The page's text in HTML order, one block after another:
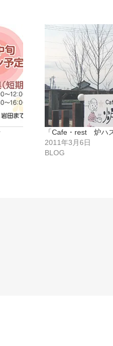
「Cafe・rest 炉ハ
2011年3月6日
BLOG